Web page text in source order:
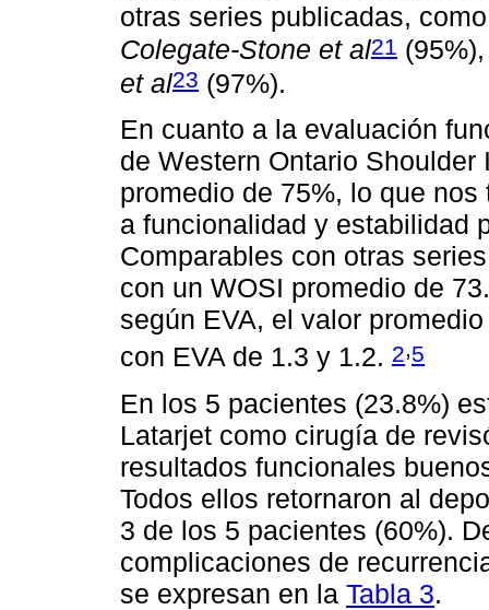
otras series publicadas,
Colegate-Stone et al21
et al23 (97%).
En cuanto a la evaluación
de Western Ontario
promedio de 75%, lo que
a funcionalidad y estabilidad
Comparables con otras
con un WOSI promedio de
según EVA, el valor
con EVA de 1.3 y 1.2. 2,5
En los 5 pacientes (23.8%)
Latarjet como cirugía de
resultados funcionales
Todos ellos retornaron al
3 de los 5 pacientes (60%).
complicaciones de
se expresan en la Tabla 3.